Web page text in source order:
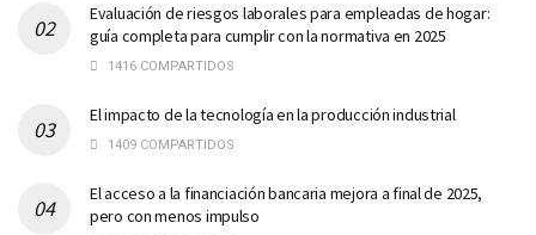
Evaluación de riesgos laborales para empleadas de hogar:
guía completa para cumplir con la normativa en 2025
1416 COMPARTIDOS
El impacto de la tecnología en la producción industrial
1409 COMPARTIDOS
El acceso a la financiación bancaria mejora a final de 2025,
pero con menos impulso